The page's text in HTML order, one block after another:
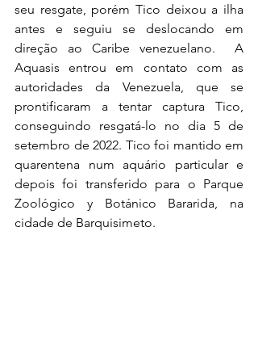
seu resgate, porém Tico deixou a ilha
antes e seguiu se deslocando em
direção ao Caribe venezuelano.  A
Aquasis entrou em contato com as
autoridades da Venezuela, que se
prontificaram a tentar captura Tico,
conseguindo resgatá-lo no dia 5 de
setembro de 2022. Tico foi mantido em
quarentena num aquário particular e
depois foi transferido para o Parque
Zoológico y Botánico Bararida, na
cidade de Barquisimeto.